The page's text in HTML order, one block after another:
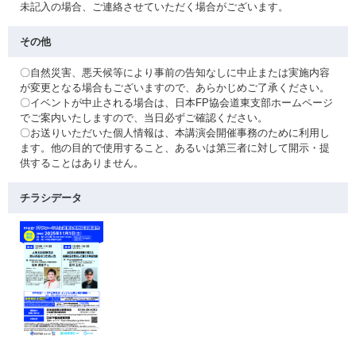
未記入の場合、ご連絡させていただく場合がございます。
その他
〇自然災害、悪天候等により事前の告知なしに中止または実施内容
が変更となる場合もございますので、あらかじめご了承ください。
〇イベントが中止される場合は、日本FP協会道東支部ホームページ
でご案内いたしますので、当日必ずご確認ください。
〇お送りいただいた個人情報は、本講演会開催事務のために利用し
ます。他の目的で使用すること、あるいは第三者に対して開示・提
供することはありません。
チラシデータ